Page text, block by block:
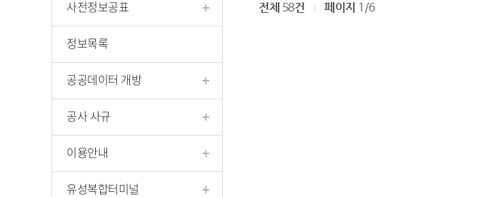
사전정보공표
정보목록
공공데이터 개방
공사 사규
이용안내
유성복합터미널
전체 58건 페이지 1/6